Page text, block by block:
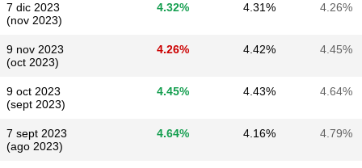
7 dic 2023
(nov 2023)
4.32% 4.31% 4.26%
9 nov 2023
(oct 2023)
4.26% 4.42% 4.45%
9 oct 2023
(sept 2023)
4.45% 4.43% 4.64%
7 sept 2023
(ago 2023)
4.64% 4.16% 4.79%